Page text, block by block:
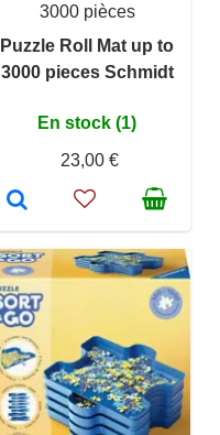
3000 pièces
Puzzle Roll Mat up to
3000 pieces Schmidt
En stock (1)
23,00 €